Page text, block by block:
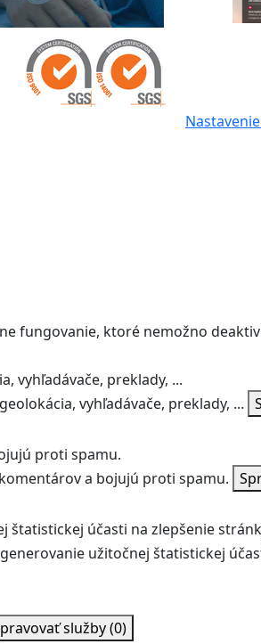
fungovanie, ktoré nemožno
vyhľadávače, preklady, ...
vyhľadávače, preklady, ...
proti spamu.
a bojujú proti spamu.
štatistickej účasti na zlepšenie
užitočnej štatistickej
služby(0)